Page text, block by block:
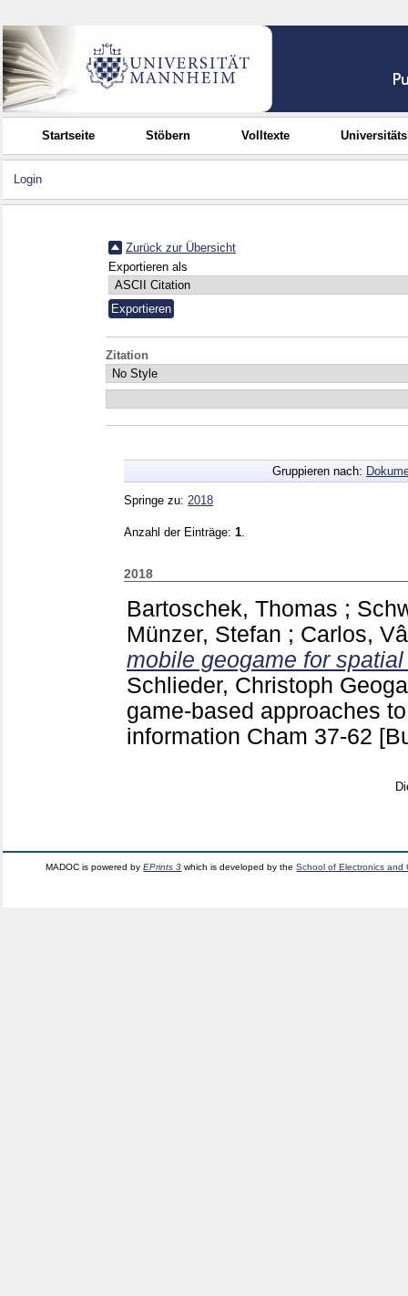
Startseite Stöbern Volltexte
Login
Zurück zur Übersicht
Exportieren als
Zitation
Gruppieren nach:
Springe zu: 2018
Anzahl der Einträge: 1
2018
Bartoschek, Thomas ;
Münzer, Stefan ; Carlos,
mobile geogame for
Schlieder, Christoph
game-based approaches
information Cham 37-62
MADOC is powered byEPrints 3 which is developed by theSchool of Electronics and